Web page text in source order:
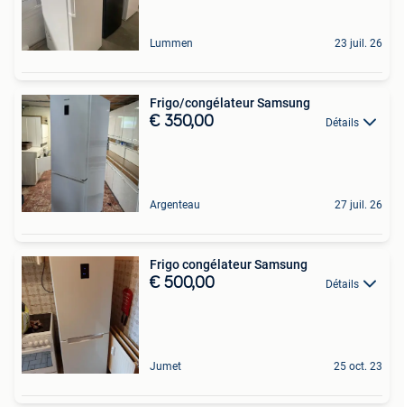
Lummen 23 juil. 26
Frigo/congélateur Samsung
€ 350,00 Détails
Argenteau 27 juil. 26
Frigo congélateur Samsung
€ 500,00 Détails
Jumet 25 oct. 23